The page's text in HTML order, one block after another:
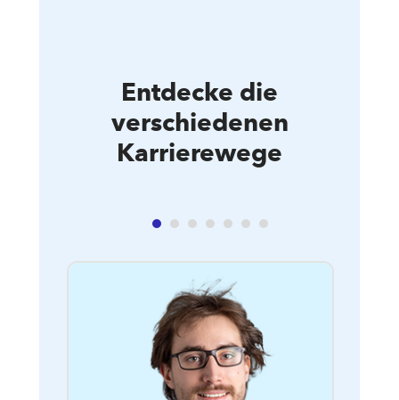
Entdecke die
verschiedenen
Karrierewege